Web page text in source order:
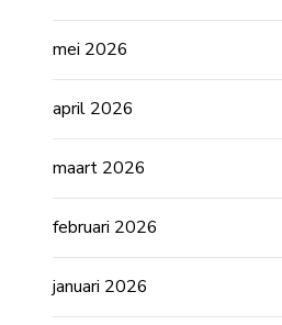
mei 2026
april 2026
maart 2026
februari 2026
januari 2026